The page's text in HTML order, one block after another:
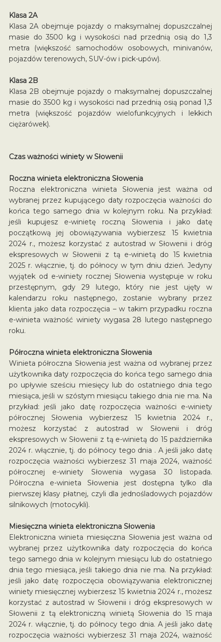
Klasa 2A
Klasa 2A obejmuje pojazdy o maksymalnej dopuszczalnej
masie do 3500 kg i wysokości nad przednią osią do 1,3
metra (większość samochodów osobowych, minivanów,
pojazdów terenowych, SUV-ów i pick-upów).
Klasa 2B
Klasa 2B obejmuje pojazdy o maksymalnej dopuszczalnej
masie do 3500 kg i wysokości nad przednią osią ponad 1,3
metra (większość pojazdów wielofunkcyjnych i lekkich
ciężarówek).
Czas ważności winiety w Słowenii
Roczna winieta elektroniczna Słowenia
Roczna elektroniczna winieta Słowenia jest ważna od
wybranej przez kupującego daty rozpoczęcia ważności do
końca tego samego dnia w kolejnym roku. Na przykład:
jeśli kupujesz e-winietę roczną Słowenia i jako datę
początkową jej obowiązywania wybierzesz 15 kwietnia
2024 r., możesz korzystać z autostrad w Słowenii i dróg
ekspresowych w Słowenii z tą e-winietą do 15 kwietnia
2025 r. włącznie, tj. do północy w tym dniu dzień. Jedyny
wyjątek od e-winiety rocznej Słowenia występuje w roku
przestępnym, gdy 29 lutego, który nie jest ujęty w
kalendarzu roku następnego, zostanie wybrany przez
klienta jako data rozpoczęcia – w takim przypadku roczna
e-winieta ważność winiety wygasa 28 lutego następnego
roku.
Półroczna winieta elektroniczna Słowenia
Winieta półroczna Słowenia jest ważna od wybranej przez
użytkownika daty rozpoczęcia do końca tego samego dnia
po upływie sześciu miesięcy lub do ostatniego dnia tego
miesiąca, jeśli w szóstym miesiącu takiego dnia nie ma. Na
przykład: jeśli jako datę rozpoczęcia ważności e-winiety
półrocznej Słowenia wybierzesz 15 kwietnia 2024 r.,
możesz korzystać z autostrad w Słowenii i dróg
ekspresowych w Słowenii z tą e-winietą do 15 października
2024 r. włącznie, tj. do północy tego dnia . A jeśli jako datę
rozpoczęcia ważności wybierzesz 31 maja 2024, ważność
półrocznej e-winiety Słowenia wygasa 30 listopada.
Półroczna e-winieta Słowenia jest dostępna tylko dla
pierwszej klasy płatnej, czyli dla jednośladowych pojazdów
silnikowych (motocykli).
Miesięczna winieta elektroniczna Słowenia
Elektroniczna winieta miesięczna Słowenia jest ważna od
wybranej przez użytkownika daty rozpoczęcia do końca
tego samego dnia w kolejnym miesiącu lub do ostatniego
dnia tego miesiąca, jeśli takiego dnia nie ma. Na przykład:
jeśli jako datę rozpoczęcia obowiązywania elektronicznej
winiety miesięcznej wybierzesz 15 kwietnia 2024 r., możesz
korzystać z autostrad w Słowenii i dróg ekspresowych w
Słowenii z tą elektroniczną winietą Słowenia do 15 maja
2024 r. włącznie, tj. do północy tego dnia. A jeśli jako datę
rozpoczęcia ważności wybierzesz 31 maja 2024, ważność